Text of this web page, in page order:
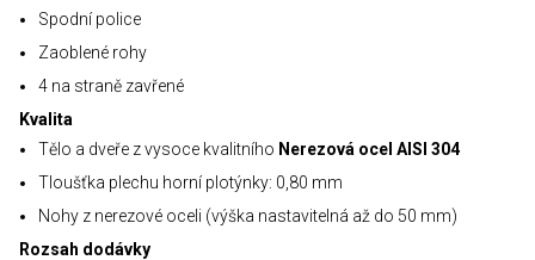
Spodní police
Zaoblené rohy
4 na straně zavřené
Kvalita
Tělo a dveře z vysoce kvalitního Nerezová ocel AISI 304
Tloušťka plechu horní plotýnky: 0,80 mm
Nohy z nerezové oceli (výška nastavitelná až do 50 mm)
Rozsah dodávky